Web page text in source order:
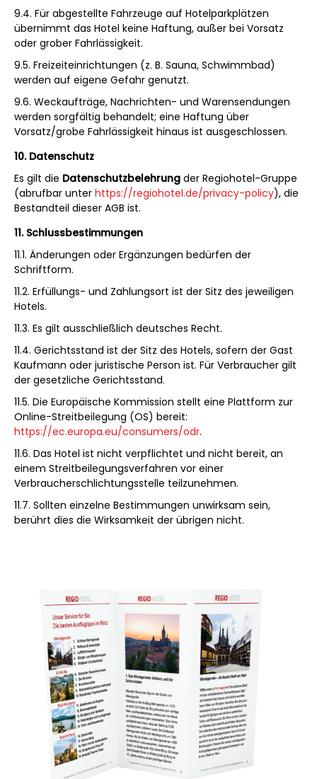
9.4. Für abgestellte Fahrzeuge auf Hotelparkplätzen
übernimmt das Hotel keine Haftung, außer bei Vorsatz
oder grober Fahrlässigkeit.
9.5. Freizeiteinrichtungen (z. B. Sauna, Schwimmbad)
werden auf eigene Gefahr genutzt.
9.6. Weckaufträge, Nachrichten- und Warensendungen
werden sorgfältig behandelt; eine Haftung über
Vorsatz/grobe Fahrlässigkeit hinaus ist ausgeschlossen.
10. Datenschutz
Es gilt die Datenschutzbelehrung der Regiohotel-Gruppe
(abrufbar unter https://regiohotel.de/privacy-policy), die
Bestandteil dieser AGB ist.
11. Schlussbestimmungen
11.1. Änderungen oder Ergänzungen bedürfen der
Schriftform.
11.2. Erfüllungs- und Zahlungsort ist der Sitz des jeweiligen
Hotels.
11.3. Es gilt ausschließlich deutsches Recht.
11.4. Gerichtsstand ist der Sitz des Hotels, sofern der Gast
Kaufmann oder juristische Person ist. Für Verbraucher gilt
der gesetzliche Gerichtsstand.
11.5. Die Europäische Kommission stellt eine Plattform zur
Online-Streitbeilegung (OS) bereit:
https://ec.europa.eu/consumers/odr.
11.6. Das Hotel ist nicht verpflichtet und nicht bereit, an
einem Streitbeilegungsverfahren vor einer
Verbraucherschlichtungsstelle teilzunehmen.
11.7. Sollten einzelne Bestimmungen unwirksam sein,
berührt dies die Wirksamkeit der übrigen nicht.